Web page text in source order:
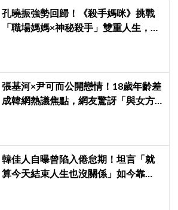
孔曉振強勢回歸！《殺手媽咪》挑戰
「職場媽媽×神秘殺手」雙重人生，與
張基河×尹可而公開戀情！18歲年齡差
成韓網熱議焦點，網友驚訝「與女方
韓佳人自曝曾陷入倦怠期！坦言「就
算今天結束人生也沒關係」如今靠